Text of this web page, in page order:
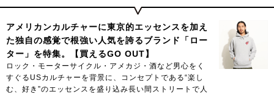
アメリカンカルチャーに東京的エッセンスを加え
た独自の感覚で根強い人気を誇るブランド「ロー
ター」を特集。【買えるGO OUT】
ロック・モーターサイクル・アメカジ・酒など男心をく
すぐるUSカルチャーを背景に、コンセプトである“楽し
む、好き”のエッセンスを盛り込み長い間ストリートで人